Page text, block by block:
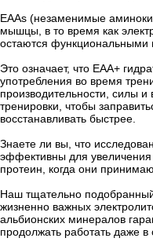
EAAs (незаменимые
мышцы, в то время как
остаются функциональными
Это означает, что EAA+
употребления во время
производительности, силы
тренировки, чтобы
восстанавливать быстрее.
Знаете ли вы, что
эффективны для
протеин, когда они
Наш тщательно
жизненно важных
альбионских минералов
продолжать работать даже